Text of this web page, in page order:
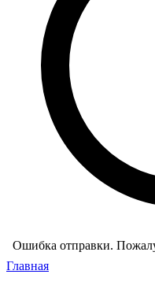
Ошибка отправки.
Главная